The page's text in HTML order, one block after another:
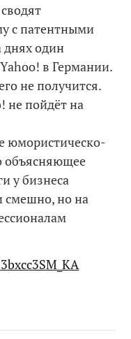
с патентными
днях один
в Германии.
не получится.
не пойдёт на
юмористическо-
объясняющее
у бизнеса
смешно, но на